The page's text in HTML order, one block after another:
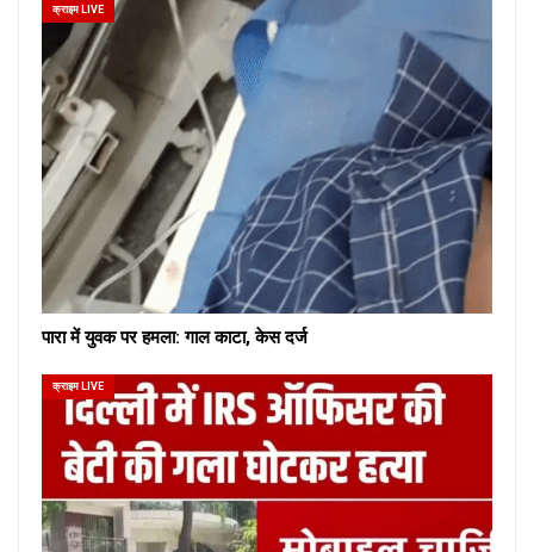
क्राइम LIVE
पारा में युवक पर हमला: गाल काटा, केस दर्ज
क्राइम LIVE